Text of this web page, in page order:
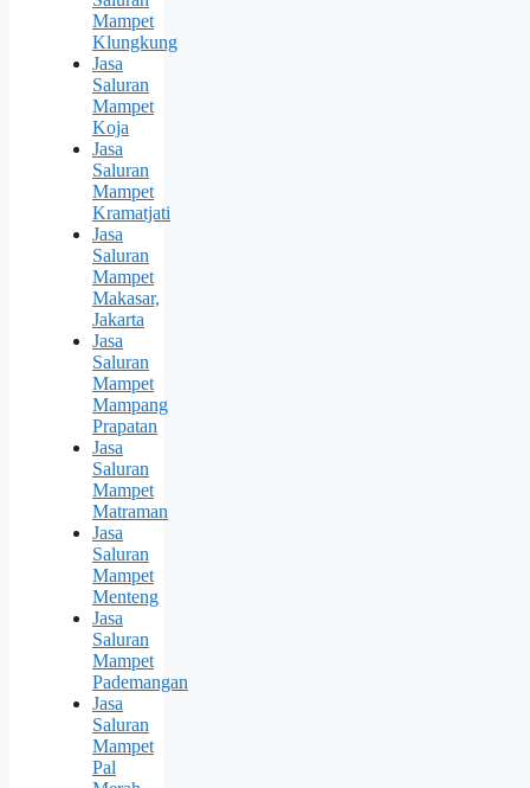
Mampet
Klungkung
Jasa
Saluran
Mampet
Koja
Jasa
Saluran
Mampet
Kramatjati
Jasa
Saluran
Mampet
Makasar,
Jakarta
Jasa
Saluran
Mampet
Mampang
Prapatan
Jasa
Saluran
Mampet
Matraman
Jasa
Saluran
Mampet
Menteng
Jasa
Saluran
Mampet
Pademangan
Jasa
Saluran
Mampet
Pal